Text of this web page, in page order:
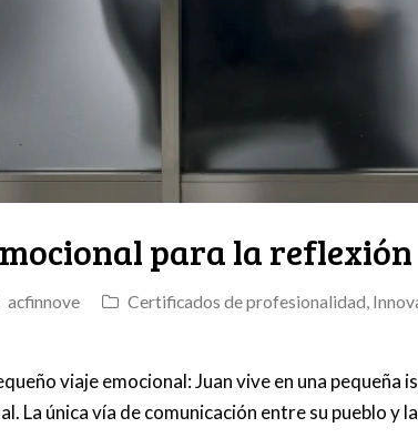
para la reflexión
acfinnove Certificados de profesionalidad,
viaje emocional: Juan vive en una pequeña
La única vía de comunicación entre su pueblo y